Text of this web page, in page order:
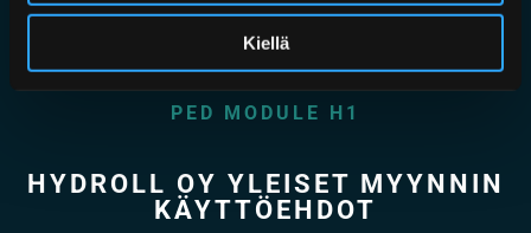
Kiellä
PED MODULE H
PED MODULE H1
HYDROLL OY YLEISET MYYNNIN
KÄYTTÖEHDOT